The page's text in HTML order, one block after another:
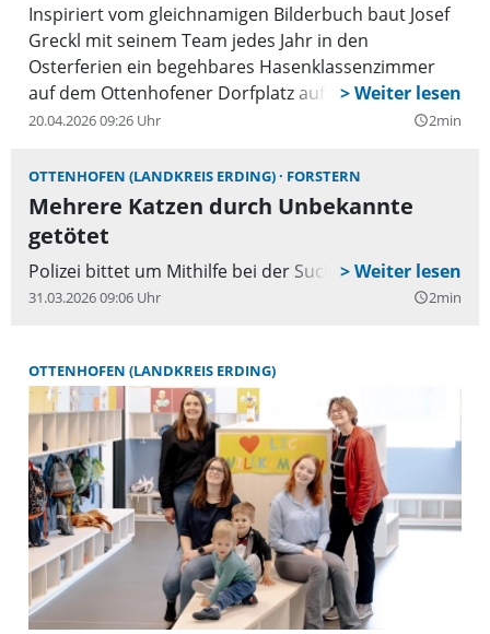
Inspiriert vom gleichnamigen Bilderbuch baut Josef
Greckl mit seinem Team jedes Jahr in den
Osterferien ein begehbares Hasenklassenzimmer
auf dem Ottenhofener Dorfplatz auf.
20.04.2026 09:26 Uhr query_builder2min
OTTENHOFEN (LANDKREIS ERDING) FORSTERN
Mehrere Katzen durch Unbekannte
getötet
Polizei bittet um Mithilfe bei der Suche nach Täter.
31.03.2026 09:06 Uhr query_builder2min
OTTENHOFEN (LANDKREIS ERDING)